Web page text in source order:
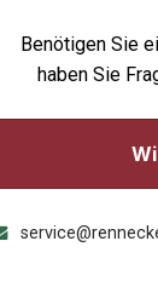
Benötigen Sie
haben Sie